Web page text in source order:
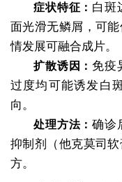
症状特征： 白斑
面光滑无鳞屑，可
情发展可融合成片。
扩散诱因：免疫
过度均可能诱发白
向。
处理方法：确诊
抑制剂（他克莫司
方。